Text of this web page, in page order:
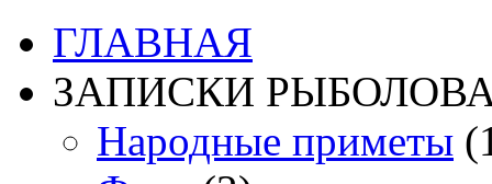
ГЛАВНАЯ
ЗАПИСКИ
Народные приметы